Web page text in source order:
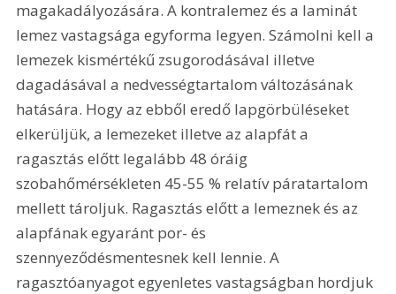
magakadályozására. A kontralemez és a laminát
lemez vastagsága egyforma legyen. Számolni kell a
lemezek kismértékű zsugorodásával illetve
dagadásával a nedvességtartalom változásának
hatására. Hogy az ebből eredő lapgörbüléseket
elkerüljük, a lemezeket illetve az alapfát a
ragasztás előtt legalább 48 óráig
szobahőmérsékleten 45-55 % relatív páratartalom
mellett tároljuk. Ragasztás előtt a lemeznek és az
alapfának egyaránt por- és
szennyeződésmentesnek kell lennie. A
ragasztóanyagot egyenletes vastagságban hordjuk